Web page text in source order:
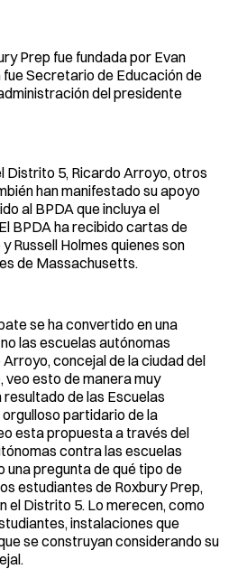
Prep fue fundada por Evan
fue Secretario de Educación de
del presidente
Distrito 5, Ricardo Arroyo, otros
han manifestado su apoyo
al BPDA que incluya el
BPDA ha recibido cartas de
Russell Holmes quienes son
de Massachusetts.
se ha convertido en una
las escuelas autónomas
concejal de la ciudad del
veo esto de manera muy
de las Escuelas
partidario de la
esta propuesta a través del
contra las escuelas
una pregunta de qué tipo de
estudiantes de Roxbury Prep,
el Distrito 5. Lo merecen, como
instalaciones que
se construyan considerando su